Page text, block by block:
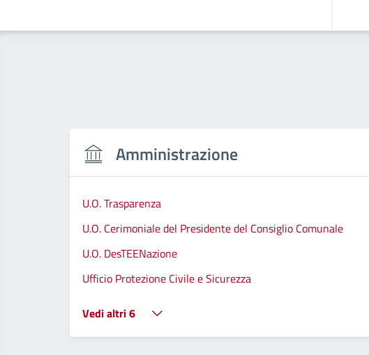
Amministrazione
U.O. Trasparenza
U.O. Cerimoniale del Presidente del Consiglio Comunale
U.O. DesTEENazione
Ufficio Protezione Civile e Sicurezza
Vedi altri 6